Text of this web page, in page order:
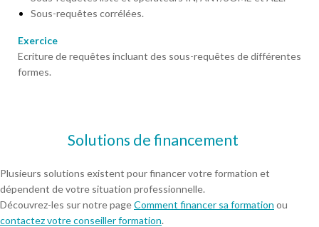
Sous-requêtes corrélées.
Exercice
Ecriture de requêtes incluant des sous-requêtes de différentes
formes.
Solutions de financement
Plusieurs solutions existent pour financer votre formation et
dépendent de votre situation professionnelle.
Découvrez-les sur notre pageComment financer sa formation ou
contactez votre conseiller formation.